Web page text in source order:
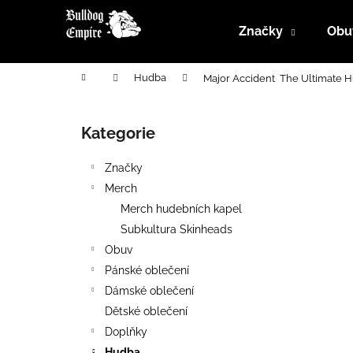
Značky
Domů Hudba Major Accident ‎ The Ultimate
Přeskočit
kategorie
Kategorie
Značky
Merch
Merch hudebních kapel
Subkultura Skinheads
Obuv
Pánské oblečení
Dámské oblečení
Dětské oblečení
Doplňky
í
Zpět
do
Zpět
do